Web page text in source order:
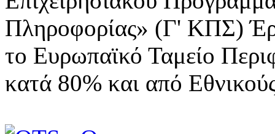
Πληροφορίας» (Γ' ΚΠΣ)
το Ευρωπαϊκό Ταμείο
κατά 80% και από